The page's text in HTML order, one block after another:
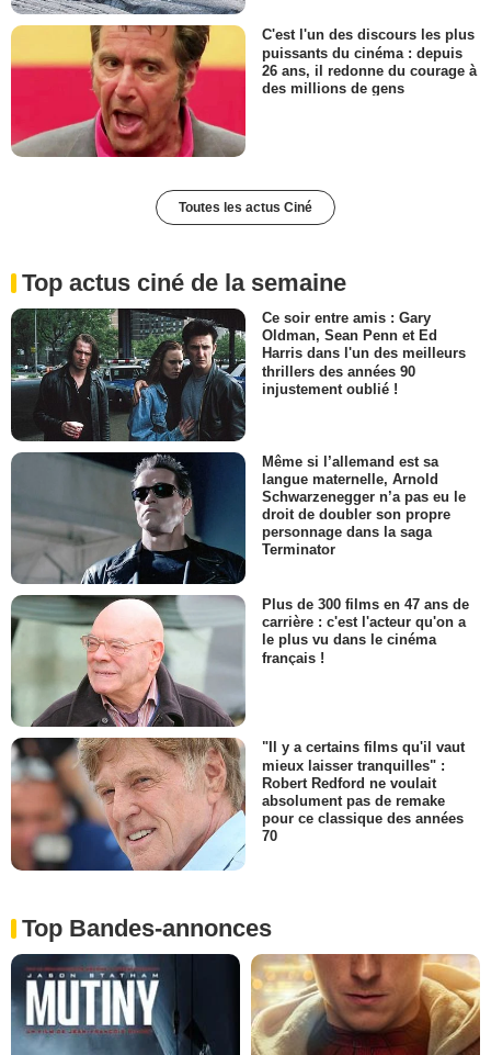
C'est l'un des discours les plus
puissants du cinéma : depuis
26 ans, il redonne du courage à
des millions de gens
Toutes les actus Ciné
Top actus ciné de la semaine
Ce soir entre amis : Gary
Oldman, Sean Penn et Ed
Harris dans l'un des meilleurs
thrillers des années 90
injustement oublié !
Même si l’allemand est sa
langue maternelle, Arnold
Schwarzenegger n’a pas eu le
droit de doubler son propre
personnage dans la saga
Terminator
Plus de 300 films en 47 ans de
carrière : c'est l'acteur qu'on a
le plus vu dans le cinéma
français !
"Il y a certains films qu'il vaut
mieux laisser tranquilles" :
Robert Redford ne voulait
absolument pas de remake
pour ce classique des années
70
Top Bandes-annonces